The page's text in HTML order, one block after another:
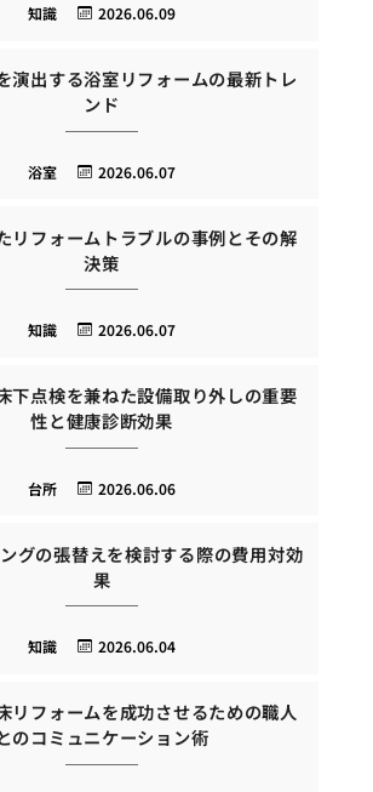
2026.06.09
知識
演出する浴室リフォームの最新トレ
ンド
2026.06.07
浴室
リフォームトラブルの事例とその解
決策
2026.06.07
知識
下点検を兼ねた設備取り外しの重要
性と健康診断効果
2026.06.06
台所
グの張替えを検討する際の費用対効
果
2026.06.04
知識
リフォームを成功させるための職人
のコミュニケーション術